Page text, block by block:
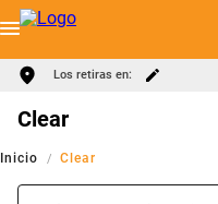
Los retiras en:
Clear
Clear